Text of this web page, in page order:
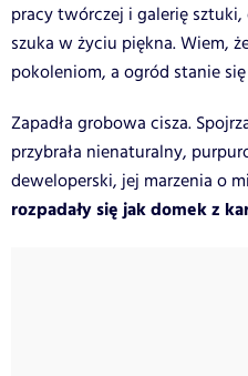
pracy twórczej i galerię
szuka w życiu piękna. Wiem,
pokoleniom, a ogród stanie
Zapadła grobowa cisza.
przybrała nienaturalny,
deweloperski, jej marzenia o
rozpadały się jak domek z